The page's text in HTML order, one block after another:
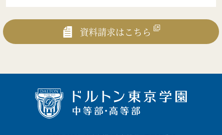
生徒募集要項・出願書類
資料請求はこちら